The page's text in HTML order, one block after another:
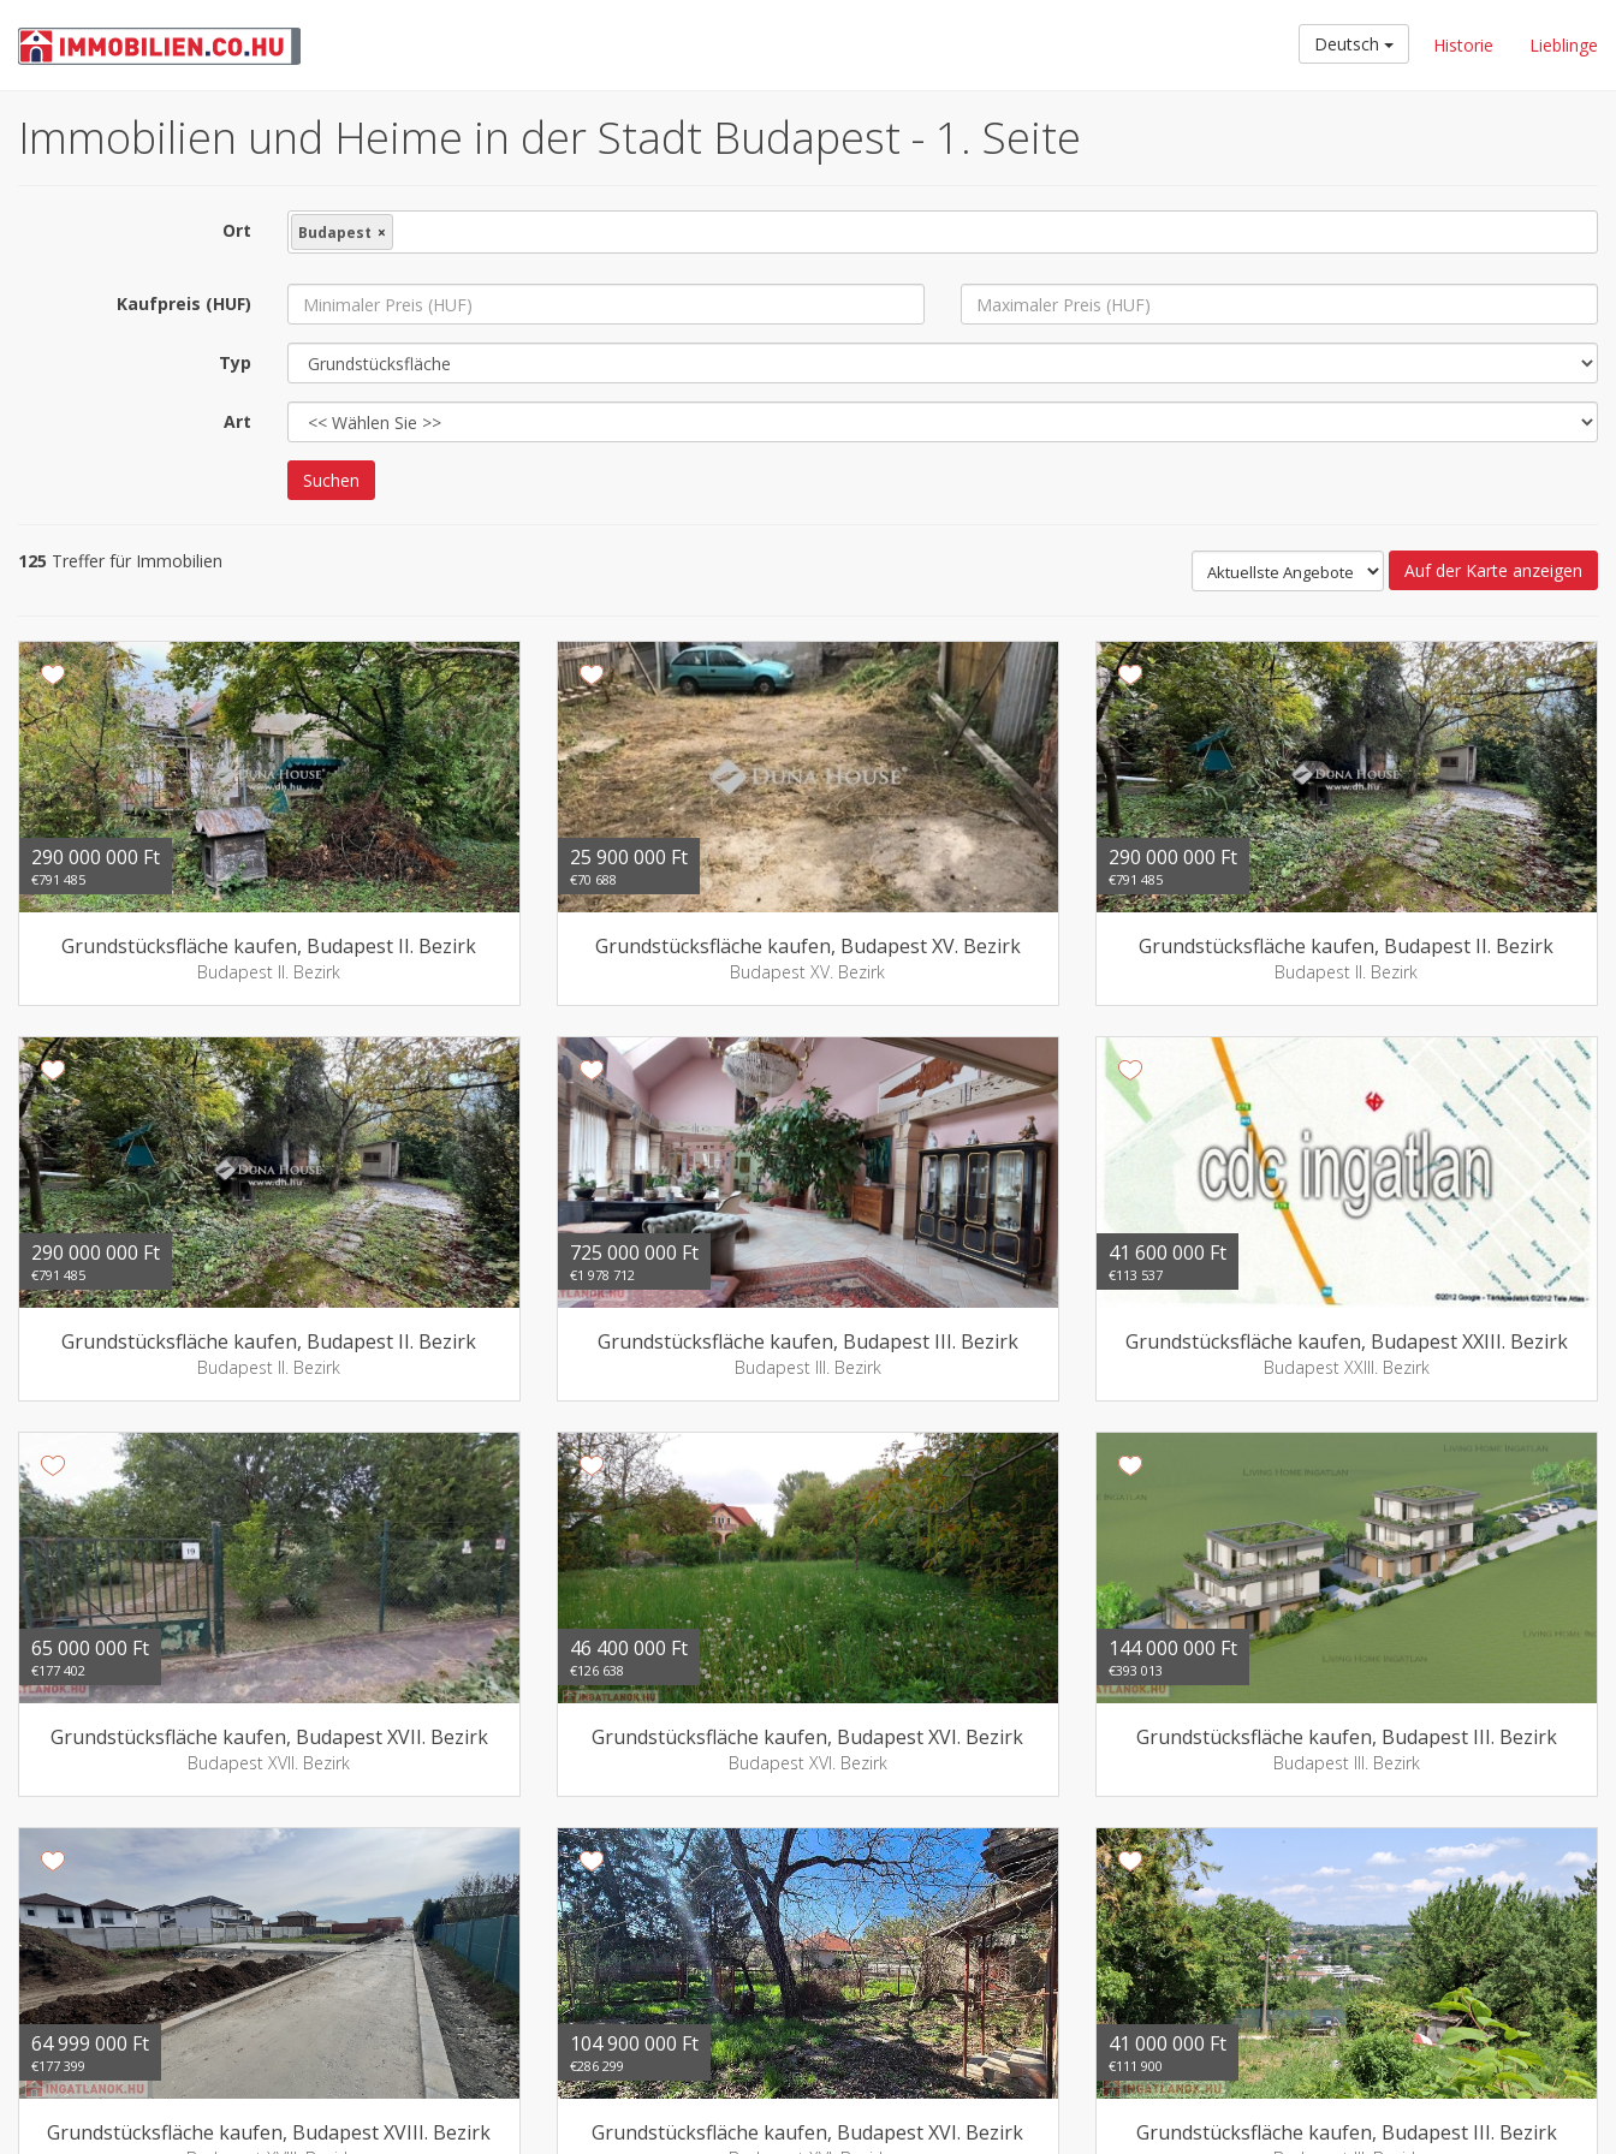
Deutsch Historie Lieblinge
Immobilien und Heime in der Stadt Budapest - 1. Seite
Ort Budapest ×
Kaufpreis (HUF)
Typ
Art
Suchen
125 Treffer für Immobilien Auf der Karte anzeigen
290 000 000 Ft
€791 485
Grundstücksfläche kaufen, Budapest II. Bezirk
Budapest II. Bezirk
25 900 000 Ft
€70 688
Grundstücksfläche kaufen, Budapest XV. Bezirk
Budapest XV. Bezirk
290 000 000 Ft
€791 485
Grundstücksfläche kaufen, Budapest II. Bezirk
Budapest II. Bezirk
290 000 000 Ft
€791 485
Grundstücksfläche kaufen, Budapest II. Bezirk
Budapest II. Bezirk
725 000 000 Ft
€1 978 712
Grundstücksfläche kaufen, Budapest III. Bezirk
Budapest III. Bezirk
41 600 000 Ft
€113 537
Grundstücksfläche kaufen, Budapest XXIII. Bezirk
Budapest XXIII. Bezirk
65 000 000 Ft
€177 402
Grundstücksfläche kaufen, Budapest XVII. Bezirk
Budapest XVII. Bezirk
46 400 000 Ft
€126 638
Grundstücksfläche kaufen, Budapest XVI. Bezirk
Budapest XVI. Bezirk
144 000 000 Ft
€393 013
Grundstücksfläche kaufen, Budapest III. Bezirk
Budapest III. Bezirk
64 999 000 Ft
€177 399
Grundstücksfläche kaufen, Budapest XVIII. Bezirk
104 900 000 Ft
€286 299
Grundstücksfläche kaufen, Budapest XVI. Bezirk
41 000 000 Ft
€111 900
Grundstücksfläche kaufen, Budapest III. Bezirk